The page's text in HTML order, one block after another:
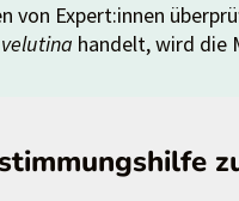
von Expert:innen
handelt, wird die